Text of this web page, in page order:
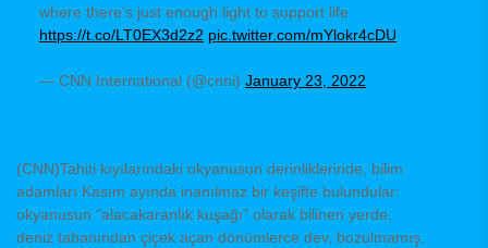
where there’s just enough light to support life
https://t.co/LT0EX3d2z2 pic.twitter.com/mYlokr4cDU
— CNN International (@cnni) January 23, 2022
(CNN)Tahiti kıyılarındaki okyanusun derinliklerinde, bilim
adamları Kasım ayında inanılmaz bir keşifte bulundular:
okyanusun “alacakaranlık kuşağı” olarak bilinen yerde,
deniz tabanından çiçek açan dönümlerce dev, bozulmamış,